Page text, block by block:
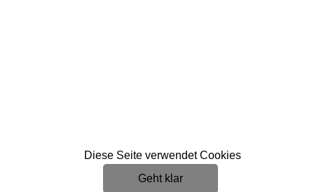
Diese Seite verwendet Cookies
Geht klar